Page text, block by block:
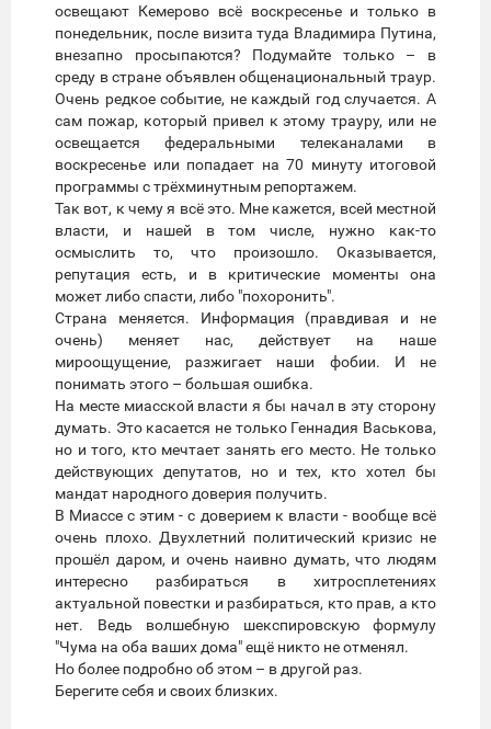
освещают Кемерово всё воскресенье и только в
понедельник, после визита туда Владимира Путина,
внезапно просыпаются? Подумайте только – в
среду в стране объявлен общенациональный траур.
Очень редкое событие, не каждый год случается. А
сам пожар, который привел к этому трауру, или не
освещается федеральными телеканалами в
воскресенье или попадает на 70 минуту итоговой
программы с трёхминутным репортажем.
Так вот, к чему я всё это. Мне кажется, всей местной
власти, и нашей в том числе, нужно как-то
осмыслить то, что произошло. Оказывается,
репутация есть, и в критические моменты она
может либо спасти, либо "похоронить".
Страна меняется. Информация (правдивая и не
очень) меняет нас, действует на наше
мироощущение, разжигает наши фобии. И не
понимать этого – большая ошибка.
На месте миасской власти я бы начал в эту сторону
думать. Это касается не только Геннадия Васькова,
но и того, кто мечтает занять его место. Не только
действующих депутатов, но и тех, кто хотел бы
мандат народного доверия получить.
В Миассе с этим - с доверием к власти - вообще всё
очень плохо. Двухлетний политический кризис не
прошёл даром, и очень наивно думать, что людям
интересно разбираться в хитросплетениях
актуальной повестки и разбираться, кто прав, а кто
нет. Ведь волшебную шекспировскую формулу
"Чума на оба ваших дома" ещё никто не отменял.
Но более подробно об этом – в другой раз.
Берегите себя и своих близких.